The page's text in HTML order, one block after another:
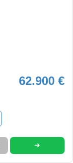
62.900 €
➜